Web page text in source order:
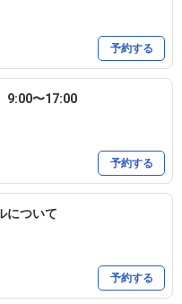
予約する
〜17:00
予約する
について
予約する